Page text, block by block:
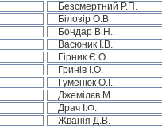
Безсмертний Р.П.
Білозір О.В.
Бондар В.Н.
Васюник І.В.
Гірник Є.О.
Гринів І.О.
Гуменюк О.І.
Джемілєв М. .
Драч І.Ф.
Жванія Д.В.